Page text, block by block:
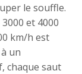
le souffle.
et 4000
km/h est
un
chaque saut